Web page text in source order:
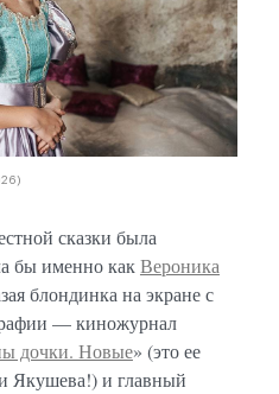
сказки была
бы именно какВероника
блондинка на экране с
— киножурнал
дочки. Новые» (это ее
Якушева!) и главный